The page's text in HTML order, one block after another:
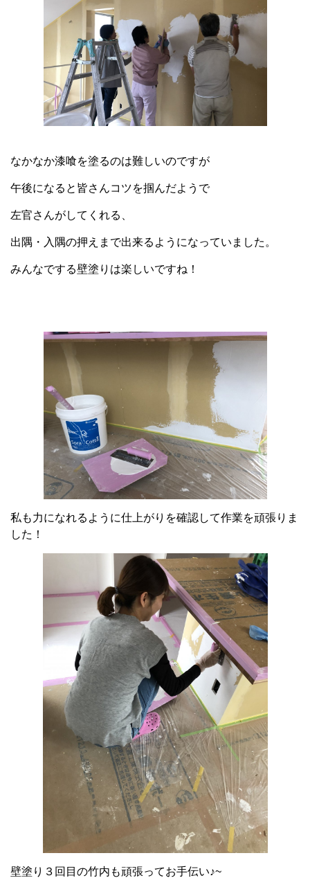
なかなか漆喰を塗るのは難しいのですが
午後になると皆さんコツを掴んだようで
左官さんがしてくれる、
出隅・入隅の押えまで出来るようになっていました。
みんなでする壁塗りは楽しいですね！
私も力になれるように仕上がりを確認して作業を頑張りま
した！
壁塗り３回目の竹内も頑張ってお手伝い♪~